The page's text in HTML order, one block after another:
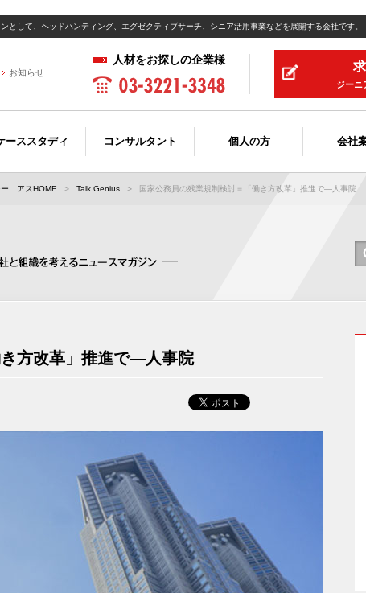
して、ヘッドハンティング、エグゼクティブサーチ、シニア活用事業などを展開する会社です。
ーススタディ コンサルタント 個人の方 会社
お知らせ
ジーニ
人材をお探しの企業様
ニアスHOME Talk Genius 国家公務員の残業規制検討＝「働き方改革」推進で―人事院...
方改革」推進で―人事院